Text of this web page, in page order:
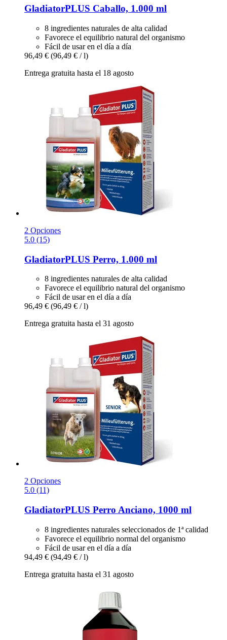
GladiatorPLUS Caballo, 1.000 ml
8 ingredientes naturales de alta calidad
Favorece el equilibrio natural del organismo
Fácil de usar en el día a día
96,49 € (96,49 € / l)
Entrega gratuita hasta el 18 agosto
2 Opciones
5.0 (15)
GladiatorPLUS Perro, 1.000 ml
8 ingredientes naturales de alta calidad
Favorece el equilibrio natural del organismo
Fácil de usar en el día a día
96,49 € (96,49 € / l)
Entrega gratuita hasta el 31 agosto
2 Opciones
5.0 (11)
GladiatorPLUS Perro Anciano, 1000 ml
8 ingredientes naturales seleccionados de 1ª calidad
Favorece el equilibrio normal del organismo
Fácil de usar en el día a día
94,49 € (94,49 € / l)
Entrega gratuita hasta el 31 agosto